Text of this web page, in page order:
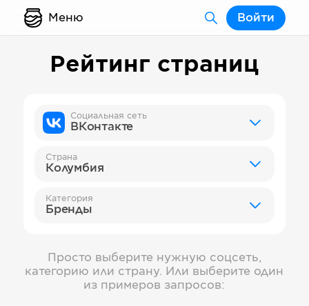
Меню Войти
Рейтинг страниц
Социальная сеть
ВКонтакте
Страна
Колумбия
Категория
Бренды
Просто выберите нужную соцсеть,
категорию или страну. Или выберите один
из примеров запросов: